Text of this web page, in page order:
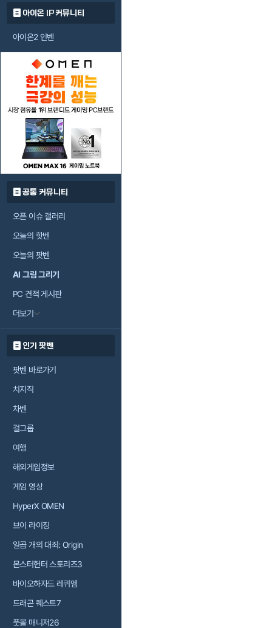
아이온 IP 커뮤니티
아이온2 인벤
공통 커뮤니티
오픈 이슈 갤러리
오늘의 핫벤
오늘의 팟벤
AI 그림 그리기
PC 견적 게시판
더보기
인기 팟벤
팟벤 바로가기
치지직
차벤
걸그룹
여행
해외게임정보
게임 영상
HyperX OMEN
브이 라이징
일곱 개의 대죄: Origin
몬스터헌터 스토리즈3
바이오하자드 레퀴엠
드래곤 퀘스트7
풋볼 매니저26